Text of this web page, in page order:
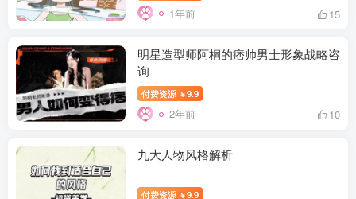
1年前 15
明星造型师阿桐的痞帅男士形象战略咨
询
付费资源 ￥9.9
2年前 10
九大人物风格解析
付费资源 ￥9.9